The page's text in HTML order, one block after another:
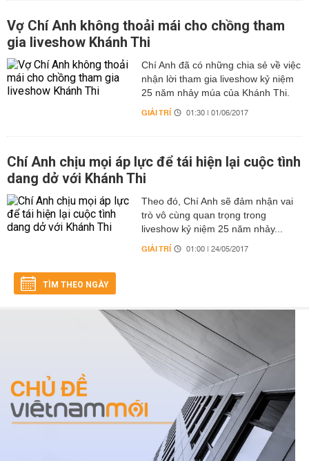
Vợ Chí Anh không thoải mái cho chồng tham
gia liveshow Khánh Thi
Chí Anh đã có những chia sẻ về việc
nhận lời tham gia liveshow kỷ niệm
25 năm nhảy múa của Khánh Thi.
GIẢI TRÍ 01:30 | 01/06/2017
Chí Anh chịu mọi áp lực để tái hiện lại cuộc tình
dang dở với Khánh Thi
Theo đó, Chí Anh sẽ đảm nhận vai
trò vô cùng quan trọng trong
liveshow kỷ niệm 25 năm nhảy...
GIẢI TRÍ 01:00 | 24/05/2017
TÌM THEO NGÀY